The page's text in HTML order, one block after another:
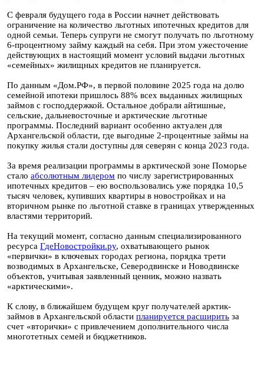
С февраля будущего года в России начнет действовать
ограничение на количество льготных ипотечных кредитов для
одной семьи. Теперь супруги не смогут получать по льготному
6-процентному займу каждый на себя. При этом ужесточение
действующих в настоящий момент условий выдачи льготных
«семейных» жилищных кредитов не планируется.
По данным «Дом.РФ», в первой половине 2025 года на долю
семейной ипотеки пришлось 88% всех выданных жилищных
займов с господдержкой. Остальное добрали айтишные,
сельские, дальневосточные и арктические льготные
программы. Последний вариант особенно актуален для
Архангельской области, где выгодные 2-процентные займы на
покупку жилья стали доступны для северян с конца 2023 года.
За время реализации программы в арктической зоне Поморье
стало абсолютным лидером по числу зарегистрированных
ипотечных кредитов – ею воспользовались уже порядка 10,5
тысяч человек, купивших квартиры в новостройках и на
вторичном рынке по льготной ставке в границах утвержденных
властями территорий.
На текущий момент, согласно данным специализированного
ресурса ГдеНовостройки.ру, охватывающего рынок
«первички» в ключевых городах региона, порядка трети
возводимых в Архангельске, Северодвинске и Новодвинске
объектов, учитывая заявленный ценник, можно назвать
«арктическими».
К слову, в ближайшем будущем круг получателей арктик-
займов в Архангельской области планируется расширить за
счет «вторички» с привлечением дополнительного числа
многотетных семей и бюджетников.